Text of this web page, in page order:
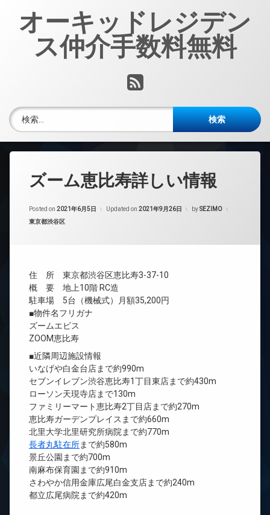
オーキッドレジデン
ス仲介手数料無料
RSS
検索:
ズーム恵比寿詳しい情報
Posted on 2021年6月5日 Updated on 2021年9月26日 bySEZIMO
カテゴリー:
東京都渋谷区
住 所 東京都渋谷区恵比寿3-37-10
概 要 地上10階 RC造
駐車場 5台（機械式）月額35,200円
■物件名フリガナ
ズームエビス
ZOOM恵比寿
■近隣周辺施設情報
いなげや白金台店まで約990m
セブンイレブン渋谷恵比寿1丁目東店まで約430m
ローソン天現寺店まで130m
ファミリーマート恵比寿2丁目店まで約270m
恵比寿ガーデンプレイスまで約660m
北里大学北里研究所病院まで約770m
長者丸駐在所まで約580m
景丘公園まで約700m
南麻布保育園まで約910m
さわやか信用金庫広尾白金支店まで約240m
都立広尾病院まで約420m